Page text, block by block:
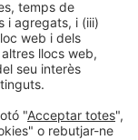
Política de cookies